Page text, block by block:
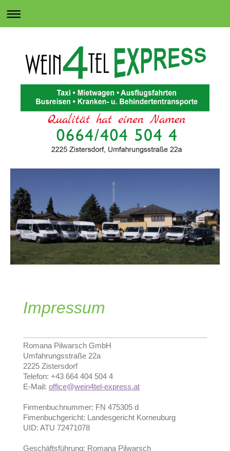
Impressum
Romana Pilwarsch GmbH
Umfahrungsstraße 22a
2225 Zistersdorf
Telefon: +43 664 404 504 4
E-Mail: office@wein4tel-express.at
Firmenbuchnummer: FN 475305 d
Fimenbuchgericht: Landesgericht Korneuburg
UID: ATU 72471078
Geschäftsführung: Romana Pilwarsch